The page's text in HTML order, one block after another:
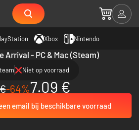
Xbox Nintendo
Arrival - PC & Mac (Steam)
Niet op voorraad
-64%7.09 €
email bij beschikbare voorraad